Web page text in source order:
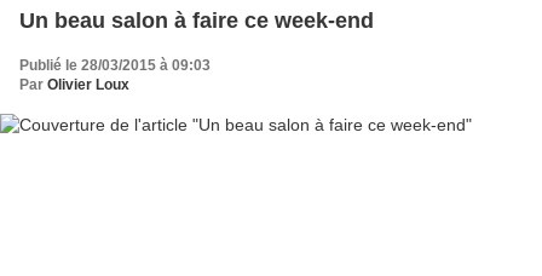
Un beau salon à faire ce week-end
Publié le 28/03/2015 à 09:03
Par Olivier Loux